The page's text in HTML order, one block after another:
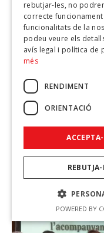
CULTURA
Xavier Casals
amb una ciutat
el futur
rebutjar-les, no
correcte
funcionalitats de la
podeu veure els
avís legal i política de
més
RENDIMENT
ORIENTACIÓ
POWERED BY